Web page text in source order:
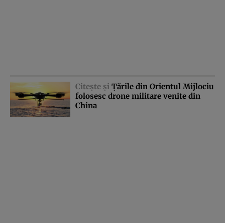
Citeşte şi Ţările din Orientul Mijlociu
folosesc drone militare venite din
China